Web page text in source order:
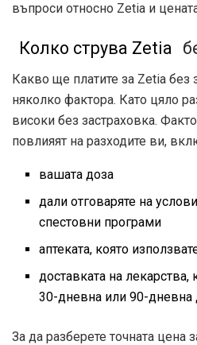
въпроси относно Zetia и
Колко струва Zetia
Какво ще платите за Zetia без
няколко фактора. Като цяло
високи без застраховка.
повлияят на разходите ви,
вашата доза
дали отговаряте на
спестовни програми
аптеката, която
доставката на лекарства,
30-дневна или 90-дневна
За да разберете точната цена